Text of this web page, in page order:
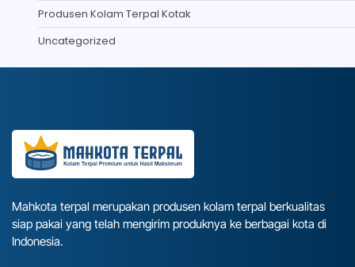
Produsen Kolam Terpal Kotak
Uncategorized
Mahkota terpal merupakan produsen kolam terpal berkualitas
siap pakai yang telah mengirim produknya ke berbagai kota di
Indonesia.